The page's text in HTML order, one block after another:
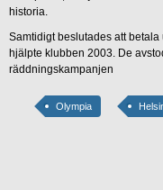
historia.
Samtidigt beslutades att
hjälpte klubben 2003. De
räddningskampanjen
Olympia